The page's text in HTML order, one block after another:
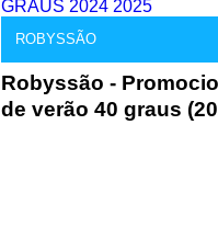
ROBYSSÃO
Robyssão -
de verão 40 graus